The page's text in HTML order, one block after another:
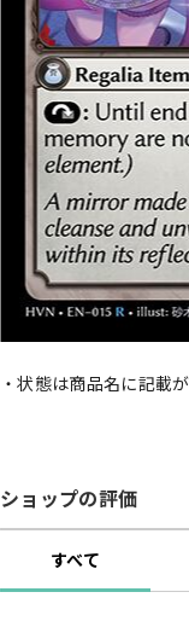
・状態は商品名に記載
ショップの評価
すべて